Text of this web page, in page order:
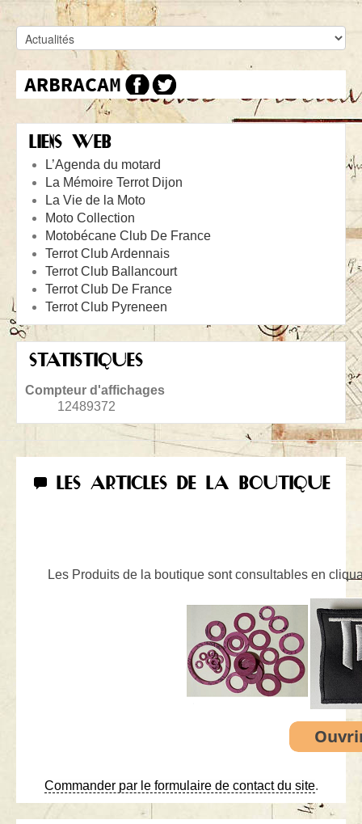
LIENS WEB
L’Agenda du motard
La Mémoire Terrot Dijon
La Vie de la Moto
Moto Collection
Motobécane Club De France
Terrot Club Ardennais
Terrot Club Ballancourt
Terrot Club De France
Terrot Club Pyreneen
STATISTIQUES
Compteur d'affichages
12489372
LES ARTICLES DE LA BOUTIQUE
Les Produits de la boutique sont consultables en
Commander par le formulaire de contact du site.